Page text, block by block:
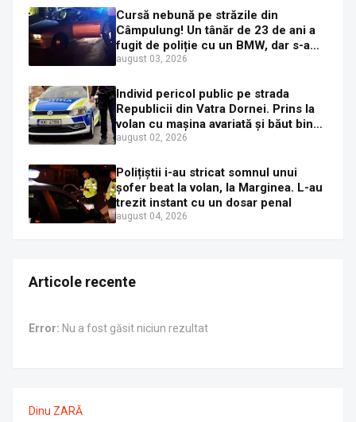
Cursă nebună pe străzile din
Câmpulung! Un tânăr de 23 de ani a
fugit de poliție cu un BMW, dar s-a
oprit într-un gard de pe strada
august 03, 2026
Individ pericol public pe strada
Republicii din Vatra Dornei. Prins la
volan cu mașina avariată și băut bine,
în plină zi
august 02, 2026
Polițiștii i-au stricat somnul unui
șofer beat la volan, la Marginea. L-au
trezit instant cu un dosar penal
august 04, 2026
Articole recente
Error: Nu a fost găsit niciun rezultat
Dinu ZARĂ